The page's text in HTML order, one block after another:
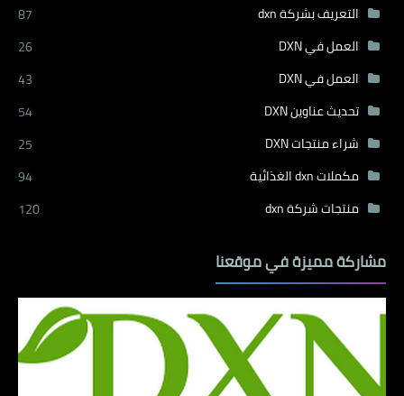
التعريف بشركة dxn
87
العمل في DXN
26
العمل في DXN
43
تحديث عناوين DXN
54
شراء منتجات DXN
25
مكملات dxn الغذائية
94
منتجات شركة dxn
120
مشاركة مميزة في موقعنا